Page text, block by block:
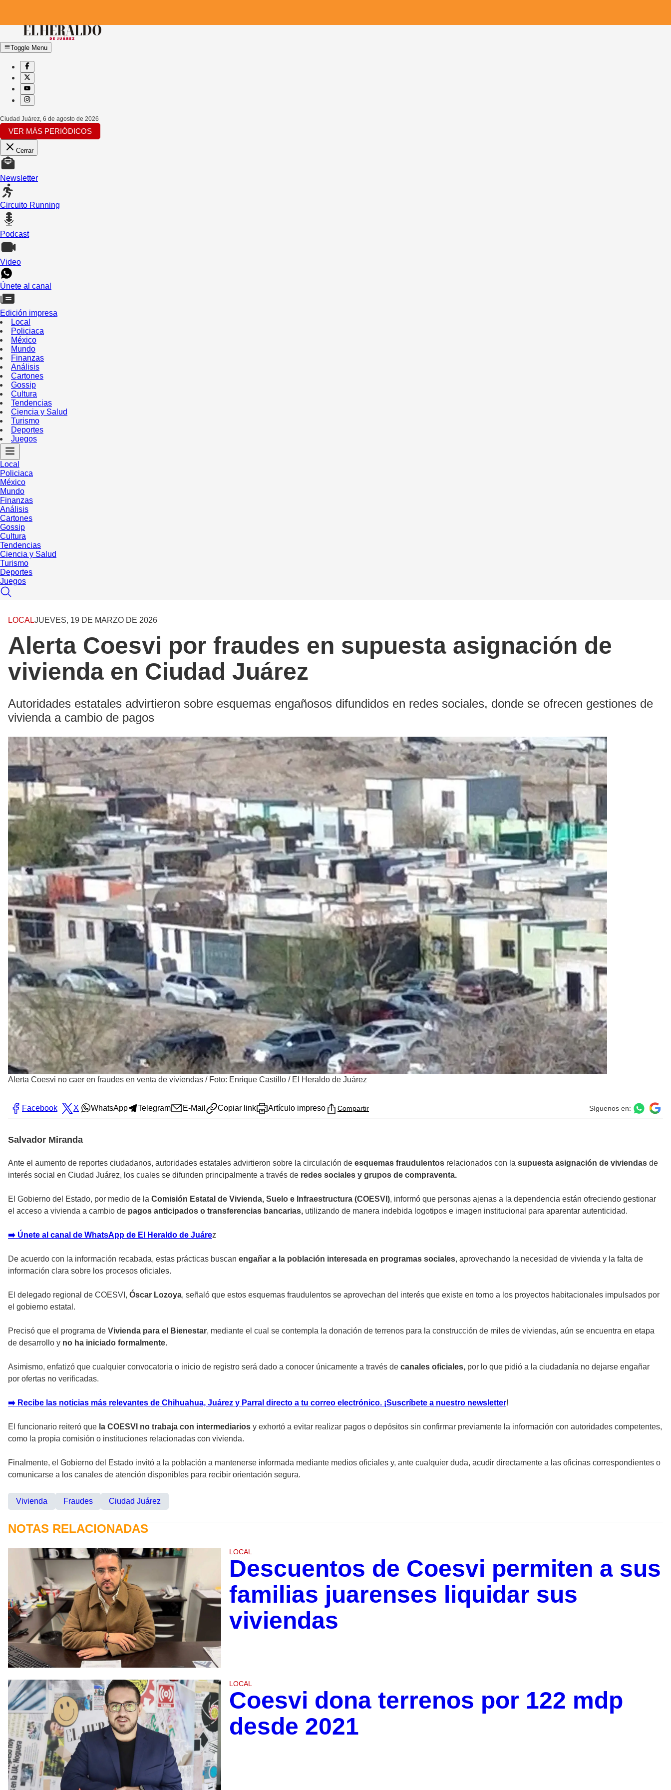
Toggle Menu
Ciudad Juárez 6 de agosto de 2026
VER MÁS PERIÓDICOS
Cerrar
Newsletter
Circuito Running
Podcast
Video
Únete al canal
Edición impresa
Local
Policiaca
México
Mundo
Finanzas
Análisis
Cartones
Gossip
Cultura
Tendencias
Ciencia y Salud
Turismo
Deportes
Juegos
Local
Policiaca
México
Mundo
Finanzas
Análisis
Cartones
Gossip
Cultura
Tendencias
Ciencia y Salud
Turismo
Deportes
Juegos
LOCALJUEVES, 19 DE MARZO DE 2026
Alerta Coesvi por fraudes en supuesta asignación de
vivienda en Ciudad Juárez
Autoridades estatales advirtieron sobre esquemas engañosos difundidos en redes sociales, donde se ofrecen gestiones de
vivienda a cambio de pagos
Alerta Coesvi no caer en fraudes en venta de viviendas / Foto: Enrique Castillo / El Heraldo de Juárez
Facebook X WhatsApp Telegram E-Mail Copiar link Artículo impreso Compartir Síguenos en:
Salvador Miranda
Ante el aumento de reportes ciudadanos, autoridades estatales advirtieron sobre la circulación de esquemas fraudulentos relacionados con la supuesta asignación de viviendas de
interés social en Ciudad Juárez, los cuales se difunden principalmente a través de redes sociales y grupos de compraventa.
El Gobierno del Estado, por medio de la Comisión Estatal de Vivienda, Suelo e Infraestructura (COESVI), informó que personas ajenas a la dependencia están ofreciendo gestionar
el acceso a vivienda a cambio de pagos anticipados o transferencias bancarias, utilizando de manera indebida logotipos e imagen institucional para aparentar autenticidad.
➡️ Únete al canal de WhatsApp de El Heraldo de Juárez
De acuerdo con la información recabada, estas prácticas buscan engañar a la población interesada en programas sociales, aprovechando la necesidad de vivienda y la falta de
información clara sobre los procesos oficiales.
El delegado regional de COESVI, Óscar Lozoya, señaló que estos esquemas fraudulentos se aprovechan del interés que existe en torno a los proyectos habitacionales impulsados por
el gobierno estatal.
Precisó que el programa de Vivienda para el Bienestar, mediante el cual se contempla la donación de terrenos para la construcción de miles de viviendas, aún se encuentra en etapa
de desarrollo y no ha iniciado formalmente.
Asimismo, enfatizó que cualquier convocatoria o inicio de registro será dado a conocer únicamente a través de canales oficiales, por lo que pidió a la ciudadanía no dejarse engañar
por ofertas no verificadas.
➡️ Recibe las noticias más relevantes de Chihuahua, Juárez y Parral directo a tu correo electrónico. ¡Suscríbete a nuestro newsletter!
El funcionario reiteró que la COESVI no trabaja con intermediarios y exhortó a evitar realizar pagos o depósitos sin confirmar previamente la información con autoridades competentes,
como la propia comisión o instituciones relacionadas con vivienda.
Finalmente, el Gobierno del Estado invitó a la población a mantenerse informada mediante medios oficiales y, ante cualquier duda, acudir directamente a las oficinas correspondientes o
comunicarse a los canales de atención disponibles para recibir orientación segura.
Vivienda Fraudes Ciudad Juárez
NOTAS RELACIONADAS
LOCAL
Descuentos de Coesvi permiten a sus
familias juarenses liquidar sus
viviendas
LOCAL
Coesvi dona terrenos por 122 mdp
desde 2021